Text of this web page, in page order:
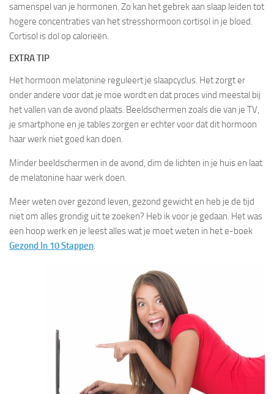
samenspel van je hormonen. Zo kan het gebrek aan slaap leiden tot
hogere concentraties van het stresshormoon cortisol in je bloed.
Cortisol is dol op calorieën.
EXTRA TIP
Het hormoon melatonine reguleert je slaapcyclus. Het zorgt er
onder andere voor dat je moe wordt en dat proces vind meestal bij
het vallen van de avond plaats. Beeldschermen zoals die van je TV,
je smartphone en je tables zorgen er echter voor dat dit hormoon
haar werk niet goed kan doen.
Minder beeldschermen in de avond, dim de lichten in je huis en laat
de melatonine haar werk doen.
Meer weten over gezond leven, gezond gewicht en heb je de tijd
niet om alles grondig uit te zoeken? Heb ik voor je gedaan. Het was
een hoop werk en je leest alles wat je moet weten in het e-boek
Gezond In 10 Stappen.